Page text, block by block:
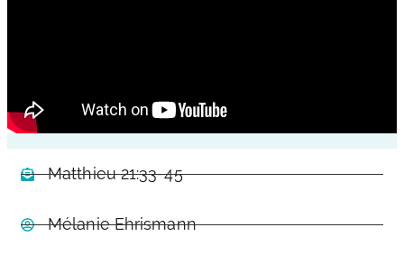
Matthieu 21:33-45
Mélanie Ehrismann